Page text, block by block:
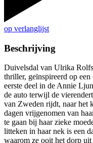
op verlanglijst
Beschrijving
Duivelsdal van Ulrika
thriller, geïnspireerd op
eerste deel in de Annie
de auto terwijl de
van Zweden rijdt, naar het
dagen vrijgenomen van
te gaan bij haar zieke
litteken in haar nek is een
waarom ze ooit het dorp